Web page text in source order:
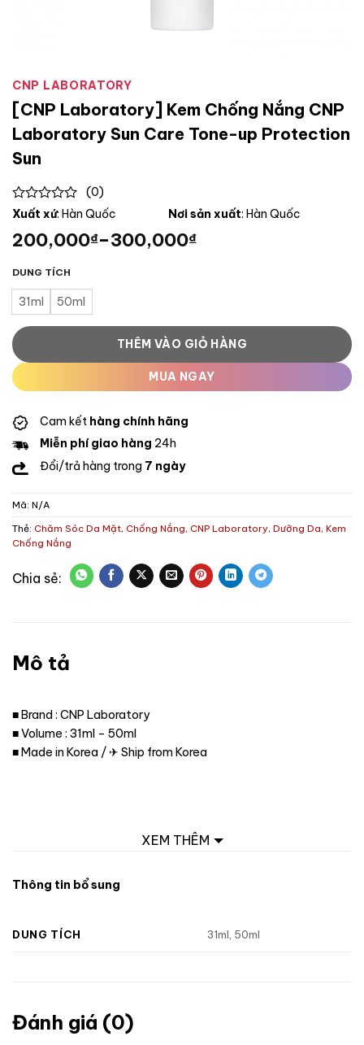
CNP LABORATORY
[CNP Laboratory] Kem Chống Nắng CNP
Laboratory Sun Care Tone-up Protection
Sun
0
of
5
(0)
Xuất xứ: Hàn Quốc Nơi sản xuất: Hàn Quốc
200,000₫–300,000₫
DUNG TÍCH
31ml 50ml
THÊM VÀO GIỎ HÀNG
MUA NGAY
Cam kết hàng chính hãng
Miễn phí giao hàng 24h
Đổi/trả hàng trong 7 ngày
Mã: N/A
Thẻ: Chăm Sóc Da Mặt, Chống Nắng, CNP Laboratory, Dưỡng Da, Kem
Chống Nắng
Mô tả
■ Brand : CNP Laboratory
■ Volume : 31ml – 50ml
■ Made in Korea / ✈ Ship from Korea
XEM THÊM
Thông tin bổ sung
DUNG TÍCH 31ml, 50ml
Đánh giá (0)